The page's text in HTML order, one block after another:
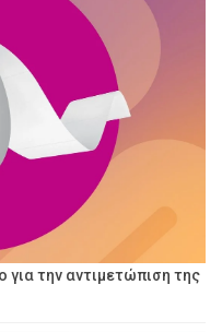
την αντιμετώπιση της